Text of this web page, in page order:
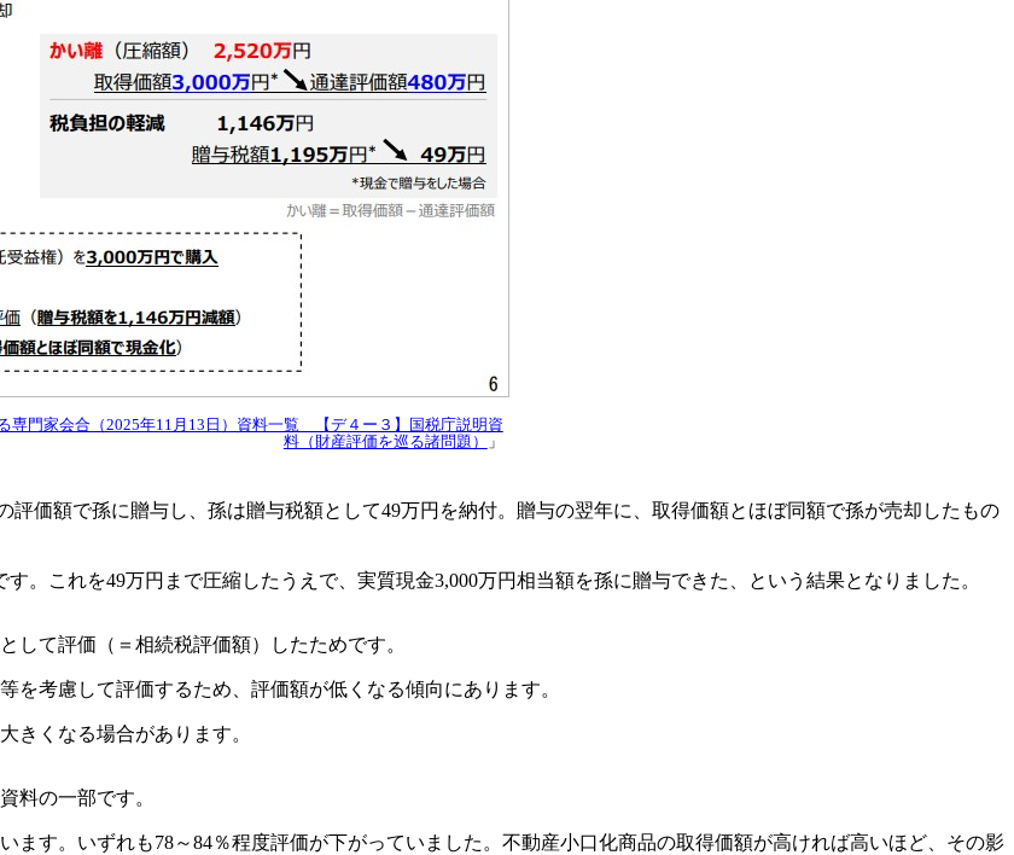
門家会合（2025年11月13日）資料一覧 【デ４ー３】国税庁説明資
料（財産評価を巡る諸問題）
」
価額で孫に贈与し、孫は贈与税額として49万円を納付。贈与の翌年に、取得価額とほぼ同額で孫が売却したもの
。これを49万円まで圧縮したうえで、実質現金3,000万円相当額を孫に贈与できた、という結果となりました。
て評価（＝相続税評価額）したためです。
考慮して評価するため、評価額が低くなる傾向にあります。
きくなる場合があります。
料の一部です。
す。いずれも78～84％程度評価が下がっていました。不動産小口化商品の取得価額が高ければ高いほど、その影